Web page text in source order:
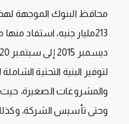
محافظ البنوك الموجهة
لتوفير البنية التحتية
والمشروعات الصغيرة،
وحتى تأسيس الشركة،